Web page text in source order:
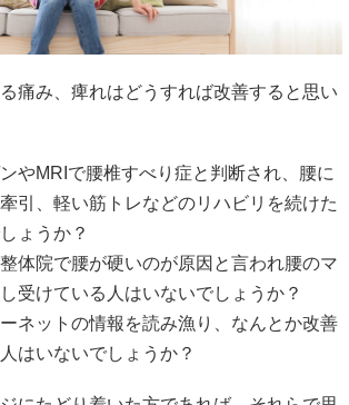
痛み、痺れはどうすれば改善すると思い
やMRIで腰椎すべり症と判断され、腰に
引、軽い筋トレなどのリハビリを続けた
しょうか？
体院で腰が硬いのが原因と言われ腰のマ
受けている人はいないでしょうか？
ネットの情報を読み漁り、なんとか改善
はいないでしょうか？